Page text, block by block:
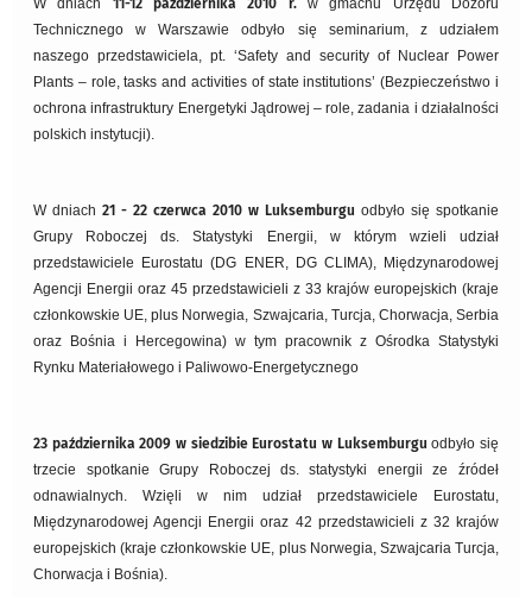
W dniach 11-12 października 2010 r.w gmachu Urzędu Dozoru
Technicznego w Warszawie odbyło się seminarium, z udziałem
naszego przedstawiciela, pt. ‘Safety and security of Nuclear Power
Plants – role, tasks and activities of state institutions’ (Bezpieczeństwo i
ochrona infrastruktury Energetyki Jądrowej – role, zadania i działalności
polskich instytucji).
W dniach21 - 22 czerwca 2010 w Luksemburgu odbyło się spotkanie
Grupy Roboczej ds. Statystyki Energii, w którym wzieli udział
przedstawiciele Eurostatu (DG ENER, DG CLIMA), Międzynarodowej
Agencji Energii oraz 45 przedstawicieli z 33 krajów europejskich (kraje
członkowskie UE, plus Norwegia, Szwajcaria, Turcja, Chorwacja, Serbia
oraz Bośnia i Hercegowina) w tym pracownik z Ośrodka Statystyki
Rynku Materiałowego i Paliwowo-Energetycznego
23 października 2009 w siedzibie Eurostatu w Luksemburgu odbyło się
trzecie spotkanie Grupy Roboczej ds. statystyki energii ze źródeł
odnawialnych. Wzięli w nim udział przedstawiciele Eurostatu,
Międzynarodowej Agencji Energii oraz 42 przedstawicieli z 32 krajów
europejskich (kraje członkowskie UE, plus Norwegia, Szwajcaria Turcja,
Chorwacja i Bośnia).